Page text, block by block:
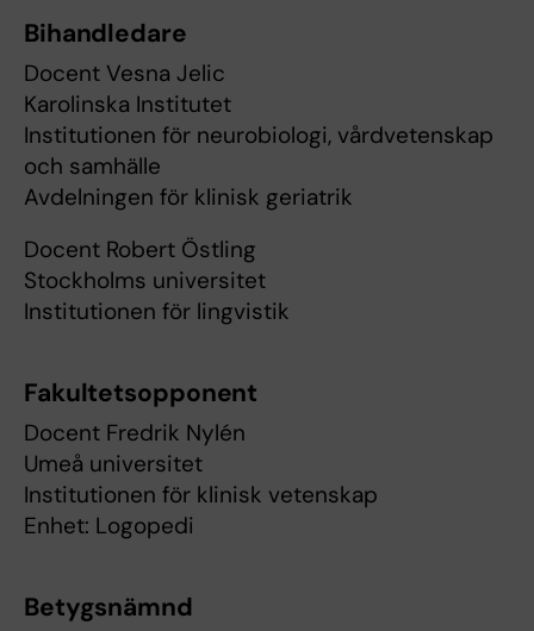
Bihandledare
Docent Vesna Jelic
Karolinska Institutet
Institutionen för neurobiologi, vårdvetenskap
och samhälle
Avdelningen för klinisk geriatrik
Docent Robert Östling
Stockholms universitet
Institutionen för lingvistik
Fakultetsopponent
Docent Fredrik Nylén
Umeå universitet
Institutionen för klinisk vetenskap
Enhet: Logopedi
Betygsnämnd